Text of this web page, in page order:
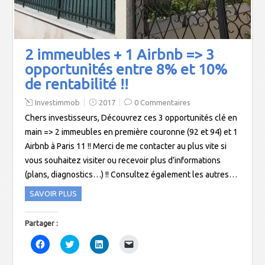
l
e
f
t
r
e
)
e
f
e
n
ê
r
e
)
f
e
n
t
r
e
)
u
n
e
n
o
v
e
l
l
e
n
t
r
e
)
2 immeubles + 1 Airbnb => 3
opportunités entre 8% et 10%
de rentabilité !!
Investimmob 2017 0 Commentaires
Chers investisseurs, Découvrez ces 3 opportunités clé en
main => 2 immeubles en première couronne (92 et 94) et 1
Airbnb à Paris 11 !!​​​​​​​ Merci de me contacter au plus vite si
vous souhaitez visiter ou recevoir plus d’informations
(plans, diagnostics…) !! Consultez également les autres…
SAVOIR PLUS
Partager :
C
l
C
l
C
l